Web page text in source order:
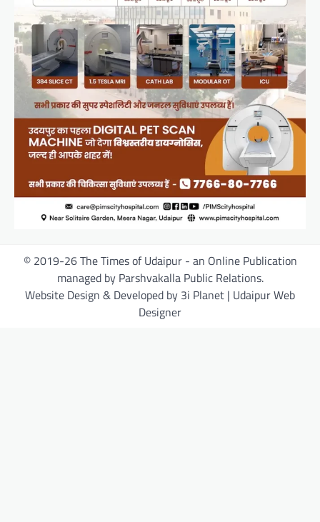
© 2019-26 The Times of Udaipur - an Online Publication
managed by Parshvakalla Public Relations.
Website Design & Developed by 3i Planet | Udaipur Web
Designer